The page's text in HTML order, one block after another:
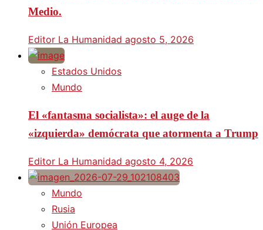
Medio.
Editor La Humanidad agosto 5, 2026
Estados Unidos
Mundo
El «fantasma socialista»: el auge de la
«izquierda» demócrata que atormenta a Trump
Editor La Humanidad agosto 4, 2026
Mundo
Rusia
Unión Europea